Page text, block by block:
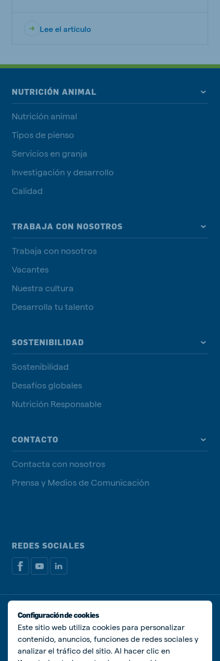
Lee el artículo
NUTRICIÓN ANIMAL
Nutrición animal
Tipos de pienso
Servicios en granja
Investigación y desarrollo
Calidad
TRABAJA CON NOSOTROS
Trabaja con nosotros
Vacantes
Nuestra cultura
Desarrolla tu talento
SOSTENIBILIDAD
Sostenibilidad
Desafíos globales
Nutrición Responsable
CONTACTO
Contacta con nosotros
Prensa y Medios de Comunicación
REDES SOCIALES
Política de privacidadPolítica de Cookies
Administrar Cookies
© De Heus Animal Nutrition
Configuración de cookies
Este sitio web utiliza cookies para personalizar
contenido, anuncios, funciones de redes sociales y
analizar el tráfico del sitio. Al hacer clic en